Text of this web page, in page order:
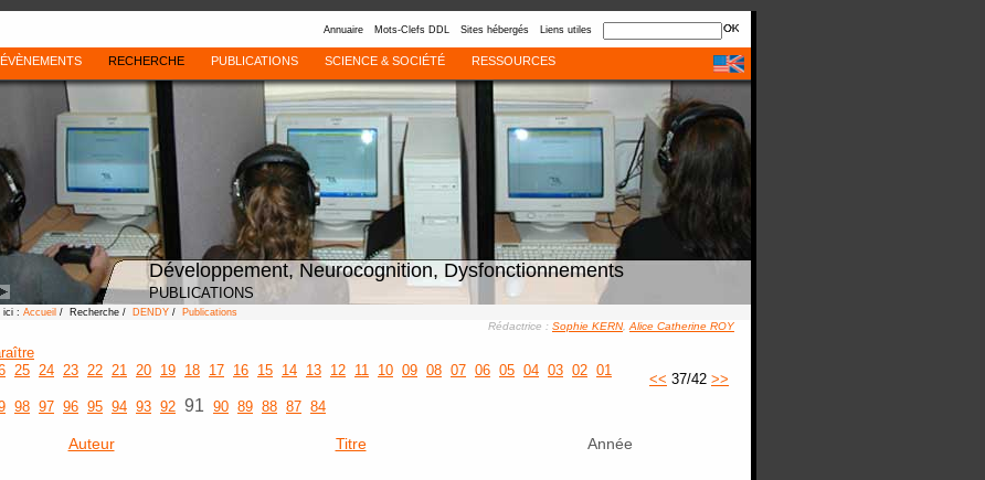
Annuaire Mots-Clefs DDL Sites hébergés Liens utiles
ÉVÈNEMENTS RECHERCHE PUBLICATIONS SCIENCE & SOCIÉTÉ RESSOURCES
Développement, Neurocognition, Dysfonctionnements
PUBLICATIONS
ici : Accueil / Recherche / DENDY / Publications
Rédactrice : Sophie KERN, Alice Catherine ROY
25 24 23 22 21 20 19 18 17 16 15 14 13 12 11 10 09 08 07 06 05 04 03 02 01
98 97 96 95 94 93 92 91 90 89 88 87 84
<< 37/42 >>
Auteur Titre Année